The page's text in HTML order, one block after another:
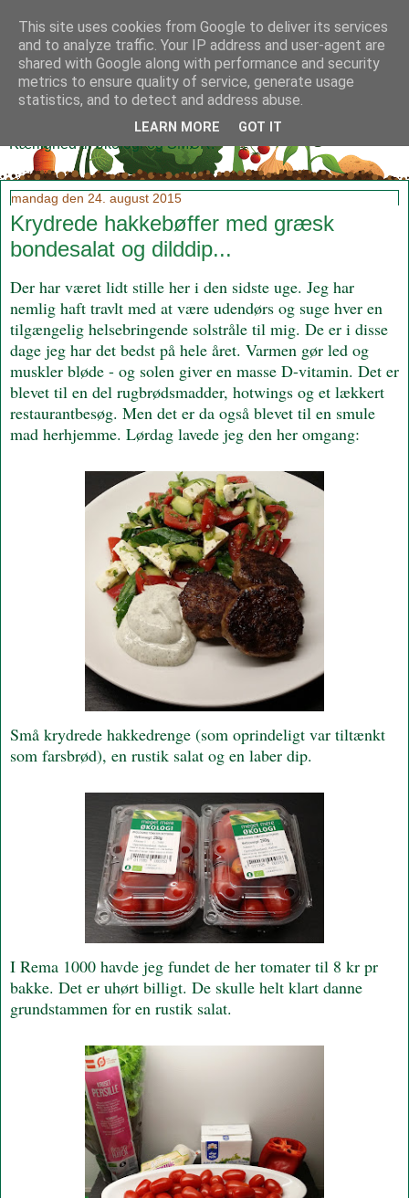
Klidmoster.dk
Kærlighed til økologi og SMØR!
mandag den 24. august 2015
Krydrede hakkebøffer med græsk
bondesalat og dilddip...
Der har været lidt stille her i den sidste uge. Jeg har
nemlig haft travlt med at være udendørs og suge hver en
tilgængelig helsebringende solstråle til mig. De er i disse
dage jeg har det bedst på hele året. Varmen gør led og
muskler bløde - og solen giver en masse D-vitamin. Det er
blevet til en del rugbrødsmadder, hotwings og et lækkert
restaurantbesøg. Men det er da også blevet til en smule
mad herhjemme. Lørdag lavede jeg den her omgang:
Små krydrede hakkedrenge (som oprindeligt var tiltænkt
som farsbrød), en rustik salat og en laber dip.
I Rema 1000 havde jeg fundet de her tomater til 8 kr pr
bakke. Det er uhørt billigt. De skulle helt klart danne
grundstammen for en rustik salat.
This site uses cookies from Google to deliver its services
and to analyze traffic. Your IP address and user-agent are
shared with Google along with performance and security
metrics to ensure quality of service, generate usage
statistics, and to detect and address abuse.
LEARN MORE GOT IT